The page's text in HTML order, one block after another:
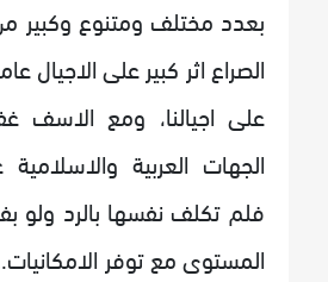
بعدد مختلف ومتنوع وكبير من
الصراع اثر كبير على الاجيال
على اجيالنا، ومع الاسف
الجهات العربية والاسلامية
فلم تكلف نفسها بالرد ولو
المستوى مع توفر